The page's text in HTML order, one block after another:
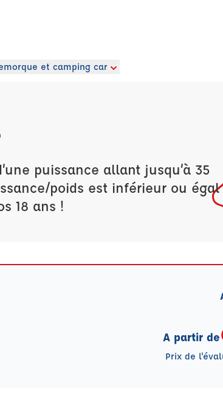
et camping car
puissance allant jusqu’à 35
poids est inférieur ou égal
18 ans !
A partir de
Prix de